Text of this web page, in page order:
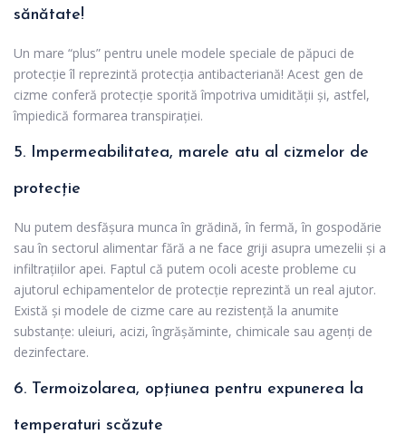
sănătate!
Un mare “plus” pentru unele modele speciale de păpuci de
protecție îl reprezintă protecția antibacteriană! Acest gen de
cizme conferă protecție sporită împotriva umidității și, astfel,
împiedică formarea transpirației.
5. Impermeabilitatea, marele atu al cizmelor de
protecție
Nu putem desfășura munca în grădină, în fermă, în gospodărie
sau în sectorul alimentar fără a ne face griji asupra umezelii și a
infiltrațiilor apei. Faptul că putem ocoli aceste probleme cu
ajutorul echipamentelor de protecție reprezintă un real ajutor.
Există și modele de cizme care au rezistență la anumite
substanțe: uleiuri, acizi, îngrășăminte, chimicale sau agenți de
dezinfectare.
6. Termoizolarea, opțiunea pentru expunerea la
temperaturi scăzute